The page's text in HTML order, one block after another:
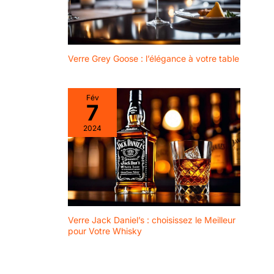
Verre Grey Goose : l’élégance à votre table
Fév
7
2024
Verre Jack Daniel’s : choisissez le Meilleur
pour Votre Whisky